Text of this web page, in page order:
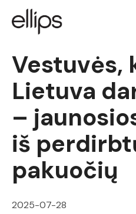
Vestuvės,
Lietuva
–
iš
pakuočių
2025-07-28